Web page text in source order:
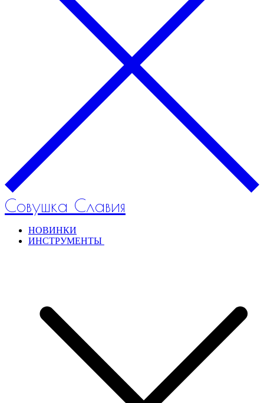
Совушка Славия
НОВИНКИ
ИНСТРУМЕНТЫ